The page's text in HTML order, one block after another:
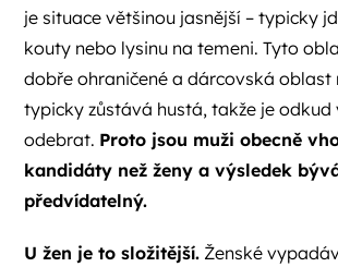
je situace většinou jasnější – typicky
kouty nebo lysinu na temeni. Tyto
dobře ohraničené a dárcovská oblast
typicky zůstává hustá, takže je odkud
odebrat. Proto jsou muži obecně
kandidáty než ženy a výsledek
předvídatelný.
U žen je to složitější. Ženské